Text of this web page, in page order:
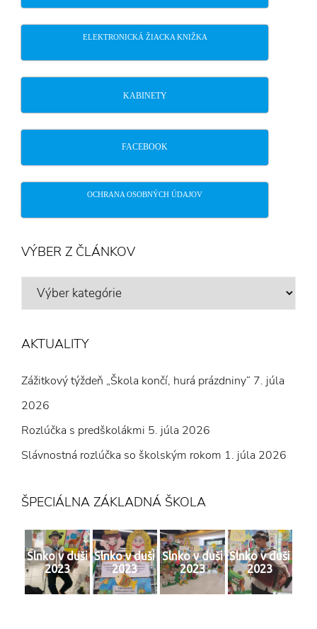
ELEKTRONICKÁ ŽIACKA KNIŽKA
KABINETY
FACEBOOK
OCHRANA OSOBNÝCH ÚDAJOV
VÝBER Z ČLÁNKOV
VÝBER
AKTUALITY
Zážitkový týždeň „Škola končí, hurá prázdniny“ 7. júla
2026
Rozlúčka s predškolákmi 5. júla 2026
Slávnostná rozlúčka so školským rokom 1. júla 2026
ŠPECIÁLNA ZÁKLADNÁ ŠKOLA
Slnko v duši
2023
Slnko v duši
2023
Slnko v duši
2023
Slnko v duši
2023